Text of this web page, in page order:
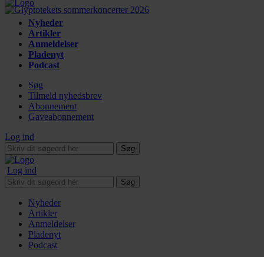
Nyheder
Artikler
Anmeldelser
Pladenyt
Podcast
Søg
Tilmeld nyhedsbrev
Abonnement
Gaveabonnement
Log ind
Søg
Log ind
Søg
Nyheder
Artikler
Anmeldelser
Pladenyt
Podcast